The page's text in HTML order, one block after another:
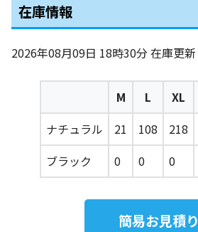
在庫情報
2026年08月09日 18時30分在庫更新
M L XL
ナチュラル
21 108 218
ブラック
0 0 0
簡易お見積り